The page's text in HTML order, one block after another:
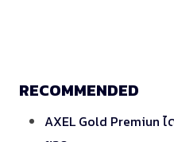
RECOMMENDED
AXEL Gold Premiun ไ